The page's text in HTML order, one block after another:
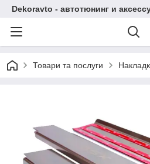
Dekoravto - автотюнинг и
Товари та послуги